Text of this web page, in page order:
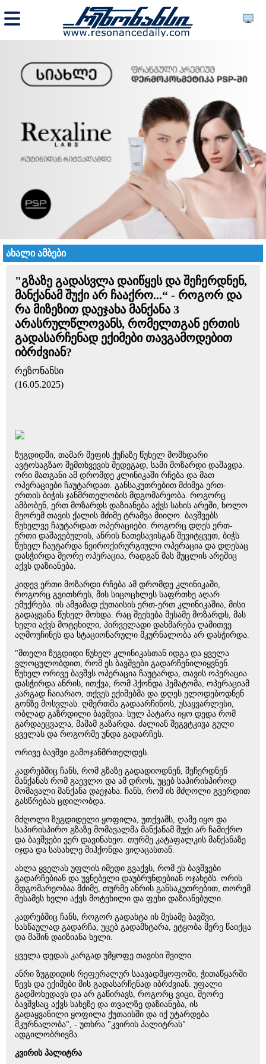
ახალი ამბები
"გზაზე გადასვლა დაიწყეს და შეჩერდნენ,
მანქანამ შუქი არ ჩააქრო...“ - როგორ და
რა მიზეზით დაეჯახა მანქანა 3
არასრულწლოვანს, რომელთგან ერთის
გადასარჩენად ექიმები თავგამოდებით
იბრძვიან?
რეზონანსი
(16.05.2025)
ზუგდიდში, თამარ მეფის ქუჩაზე წუხელ მომხდარი
ავტოსაგზაო შემთხვევის შედეგად, სამი მოზარდი დაშავდა.
ორი მათგანი ამ დრომდე კლინიკაში რჩება და მათ
ოპერაციები ჩაუტარდათ. განსაკუთრებით მძიმეა ერთ-
ერთის ბიჭის ჯანმრთელობის მდგომარეობა. როგორც
ამბობენ, ერთ მოზარდს დაზიანება აქვს სახის არეში, ხოლო
მეორემ თავის ქალის მძიმე ტრამვა მიიღო. ბავშვებს
წუხელვე ჩაუტარდათ ოპერაციები. როგორც დღეს ერთ-
ერთი დაშავებულის, ანრის ნათესავისგან შევიტყვეთ, ბიჭს
წუხელ ჩაუტარდა ნეიროქირურგიული ოპერაცია და დღესაც
დასჭირდა მეორე ოპერაცია, რადგან მას მუცლის არეშიც
აქვს დაზიანება.
კიდევ ერთი მოზარდი რჩება ამ დრომდე კლინიკაში,
როგორც გვითხრეს, მის სიცოცხლეს საფრთხე აღარ
ემუქრება. ის ამჟამად ქუთაისის ერთ-ერთ კლინიკაშია, მისი
გადაყვანა წუხელ მოხდა. რაც შეეხება მესამე მოზარდს, მას
ხელი აქვს მოტეხილი, პირველადი დახმარება ღამითვე
აღმოუჩინეს და სტაციონარული მკურნალობა არ დასჭირდა.
"მთელი ზუგდიდი წუხელ კლინიკასთან იდგა და ყველა
ვლოცულობდით, რომ ეს ბავშვები გადარჩენილიყვნენ.
წუხელ ორივე ბავშვს ოპერაცია ჩაუტარდა, თავის ოპერაცია
დასჭირდა ანრის, ითქვა, რომ ჰქონდა ჰემატომა, ოპერაციამ
კარგად ჩაიარაო, თქვეს ექიმებმა და დღეს ელოდებოდნენ
გონზე მოსვლას. ღმერთმა გადაარჩინოს, უსაყვარლესი,
ობლად გაზრდილი ბავშვია. სულ პატარა იყო დედა რომ
გარდაეცვალა, მამამ გაზარდა. ძალიან შეგვტკივა გული
ყველას და როგორმე უნდა გადარჩეს.
ორივე ბავშვი გამოჯანმრთელდეს.
კადრებშიც ჩანს, რომ გზაზე გადადიოდნენ, შეჩერდნენ
მანქანას რომ გაევლო და ამ დროს, უცებ საპირისპიროდ
მომავალი მანქანა დაეჯახა. ჩანს, რომ ის მძღოლი გვერდით
გასწრებას ცდილობდა.
მძღოლი ზუგდიდელი ყოფილა, უთქვამს, ღამე იყო და
საპირისპირო გზაზე მომავალმა მანქანამ შუქი არ ჩამიქრო
და ბავშვები ვერ დავინახეო. თურმე კატაფალკის მანქანაზე
იჯდა და სასახლე მიჰქონდა ვიღაცასთან.
ახლა ყველას უფლის იმედი გვაქვს, რომ ეს ბავშვები
გადარჩებიან და უვნებელი დაუბრუნდებიან ოჯახებს. ორის
მდგომარეობაა მძიმე, თურმე ანრის განსაკუთრებით, თორემ
მესამეს ხელი აქვს მოტეხილი და ფეხი დაზიანებული.
კადრებშიც ჩანს, როგორ გადახტა ის მესამე ბავშვი,
სასწაულად გადარჩა, უცებ გადამხტარა, ეტყობა მერე წაიქცა
და მაშინ დაიზიანა ხელი.
ყველა დედას კარგად უმყოფე თავისი შვილი.
ანრი ზუგდიდის რეფერალურ საავადმყოფოში, ჭითაწყარში
წევს და ექიმები მის გადასარჩენად იბრძვიან. უფალი
გადმოხედავს და არ გაწირავს, როგორც ვიცი, მეორე
ბავშვსაც აქვს სახეზე და თვალზე დაზიანება, ის
გადაყვანილი ყოფილა ქუთაისში და იქ უტარდება
მკურნალობა", - უთხრა "კვირის პალიტრას"
ადგილობრივმა.
კვირის პალიტრა